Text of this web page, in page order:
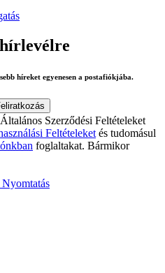
híreket egyenesen a postafiókjába.
Szerződési Feltételeket
Feltételeket és tudomásul
foglaltakat. Bármikor
Nyomtatás